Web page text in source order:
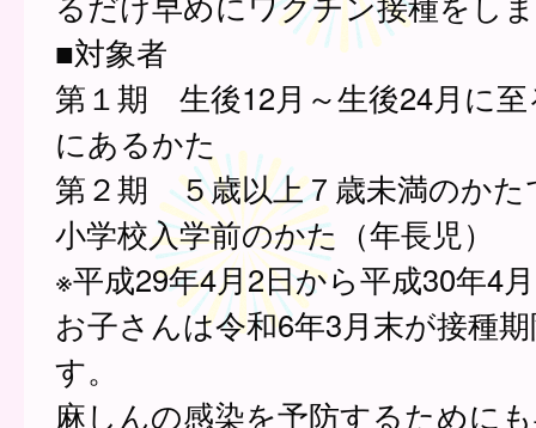
■対象者
第１期 生後12月～生後24月に
にあるかた
第２期 ５歳以上７歳未満のかた
小学校入学前のかた（年長児）
※平成29年4月2日から平成30年4
お子さんは令和6年3月末が接種
す。
麻しんの感染を予防するために